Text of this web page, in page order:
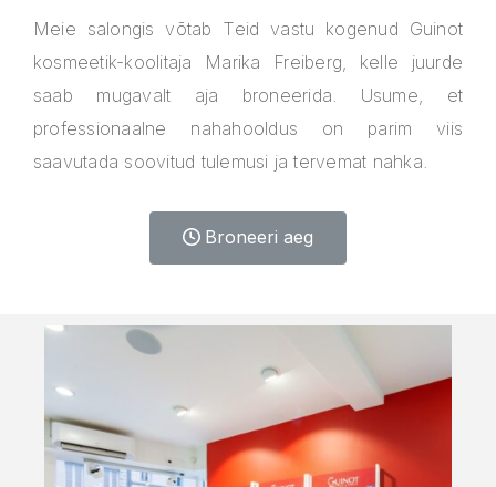
Meie salongis võtab Teid vastu kogenud Guinot
kosmeetik-koolitaja Marika Freiberg, kelle juurde
saab mugavalt aja broneerida. Usume, et
professionaalne nahahooldus on parim viis
saavutada soovitud tulemusi ja tervemat nahka.
Broneeri aeg